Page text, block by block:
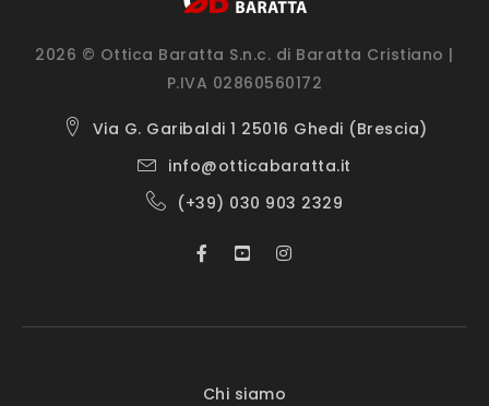
2026 © Ottica Baratta S.n.c. di Baratta Cristiano |
P.IVA 02860560172
Via G. Garibaldi 1 25016 Ghedi (Brescia)
info@otticabaratta.it
(+39) 030 903 2329
Chi siamo